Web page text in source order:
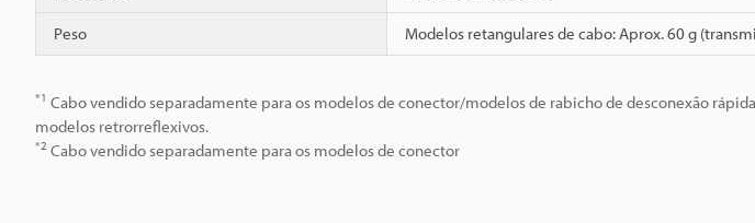
Peso Modelos retangulares de cabo: Aprox. 60 g
*1 Cabo vendido separadamente para os modelos de conector/modelos de rabicho de desconexão
modelos retrorreflexivos.
*2 Cabo vendido separadamente para os modelos de conector